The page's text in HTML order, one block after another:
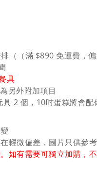
（（滿 $890 免運費，偏
具
另外附加項目
2 個，10吋蛋糕將會配
輕微偏差，圖片只供參
如有需要可獨立加購，